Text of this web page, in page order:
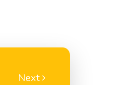
Next